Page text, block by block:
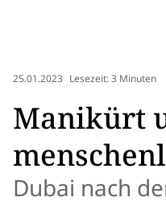
25.01.2023 Lesezeit: 3 Minuten
Manikürt
Dubai nach